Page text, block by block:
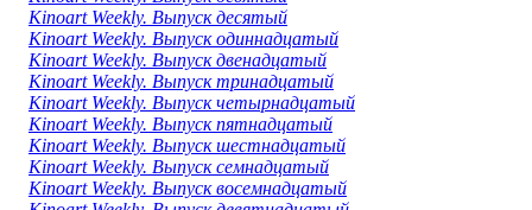
Kinoart Weekly. Выпуск десятый
Kinoart Weekly. Выпуск одиннадцатый
Kinoart Weekly. Выпуск двенадцатый
Kinoart Weekly. Выпуск тринадцатый
Kinoart Weekly. Выпуск четырнадцатый
Kinoart Weekly. Выпуск пятнадцатый
Kinoart Weekly. Выпуск шестнадцатый
Kinoart Weekly. Выпуск семнадцатый
Kinoart Weekly. Выпуск восемнадцатый